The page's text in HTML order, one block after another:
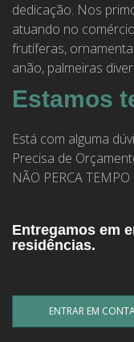
dedicação. Nos
atuando no
frutíferas,
anão, palmeiras
Estamos
Está com alguma
Precisa de
NÃO PERCA TEMPO !
Entregamos em
residências.
ENTRAR EM